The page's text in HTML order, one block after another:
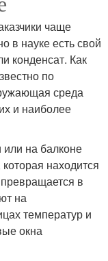
чаще
в науке есть свой
конденсат. Как
по
среда
и наиболее
на балконе
находится
в
на
температур и
окна